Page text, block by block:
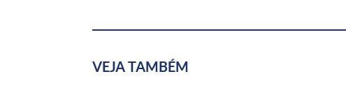
VEJA TAMBÉM